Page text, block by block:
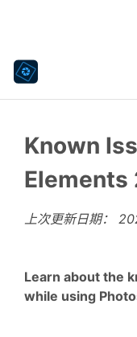
Known
Elements
上次更新日期：
Learn about the
while using